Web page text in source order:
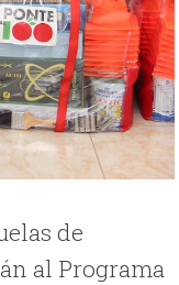
de
al Programa